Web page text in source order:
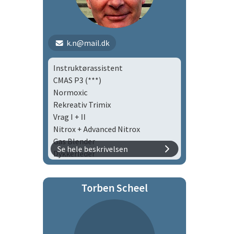
k.n@mail.dk
Instruktørassistent
CMAS P3 (***)
Normoxic
Rekreativ Trimix
Vrag I + II
Nitrox + Advanced Nitrox
Gas Blender
Dykkerleder
Duelighedsbevis (Skibsfører)
VHF-certifikat
Medlem af bådudvalget
Se hele beskrivelsen
Torben Scheel